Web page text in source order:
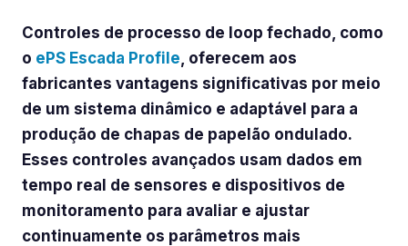
Controles de processo de loop fechado, como
o ePS Escada Profile, oferecem aos
fabricantes vantagens significativas por meio
de um sistema dinâmico e adaptável para a
produção de chapas de papelão ondulado.
Esses controles avançados usam dados em
tempo real de sensores e dispositivos de
monitoramento para avaliar e ajustar
continuamente os parâmetros mais